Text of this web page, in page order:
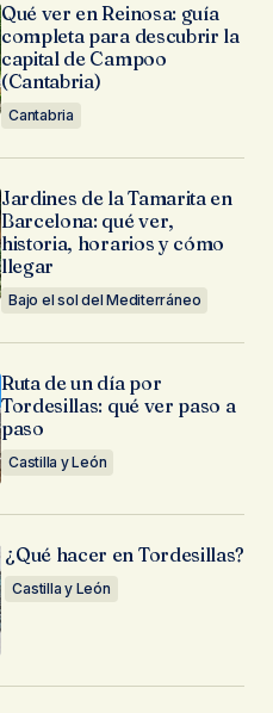
Qué ver en Reinosa: guía
completa para descubrir la
capital de Campoo
(Cantabria)
Cantabria
Jardines de la Tamarita en
Barcelona: qué ver,
historia, horarios y cómo
llegar
Bajo el sol del Mediterráneo
Ruta de un día por
Tordesillas: qué ver paso a
paso
Castilla y León
¿Qué hacer en Tordesillas?
Castilla y León